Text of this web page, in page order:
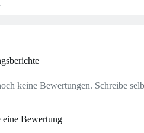
keine Bewertungen. Schreibe
eine Bewertung